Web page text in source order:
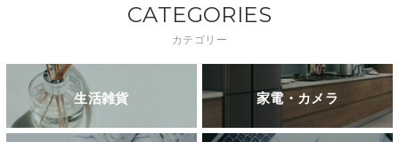
CATEGORIES
カテゴリー
生活雑貨 家電・カメラ